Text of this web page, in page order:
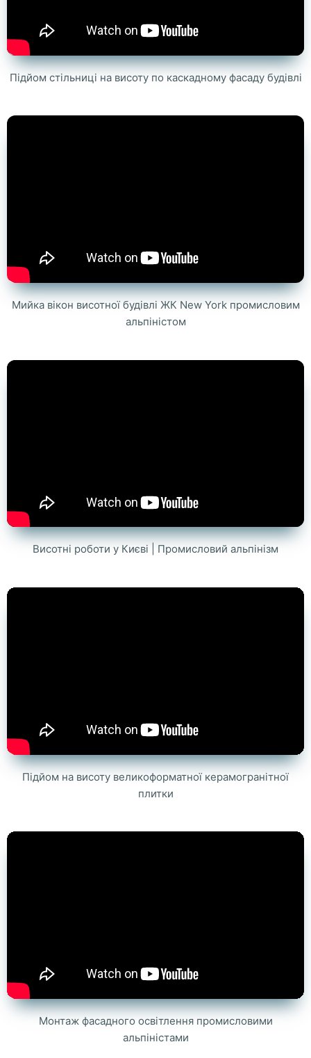
Підйом стільниці на висоту по каскадному фасаду будівлі
Мийка вікон висотної будівлі ЖК New York промисловим
альпіністом
Висотні роботи у Києві | Промисловий альпінізм
Підйом на висоту великоформатної керамогранітної
плитки
Монтаж фасадного освітлення промисловими
альпіністами